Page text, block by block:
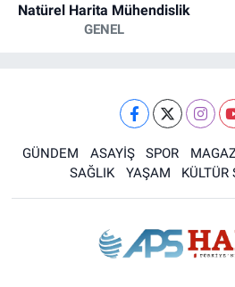
Natürel Harita Mühendislik
GENEL
GÜNDEM ASAYİŞ SPOR
SAĞLIK
YAŞAM KÜLTÜR